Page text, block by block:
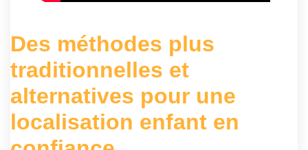
Des méthodes plus
traditionnelles et
alternatives pour une
localisation enfant en